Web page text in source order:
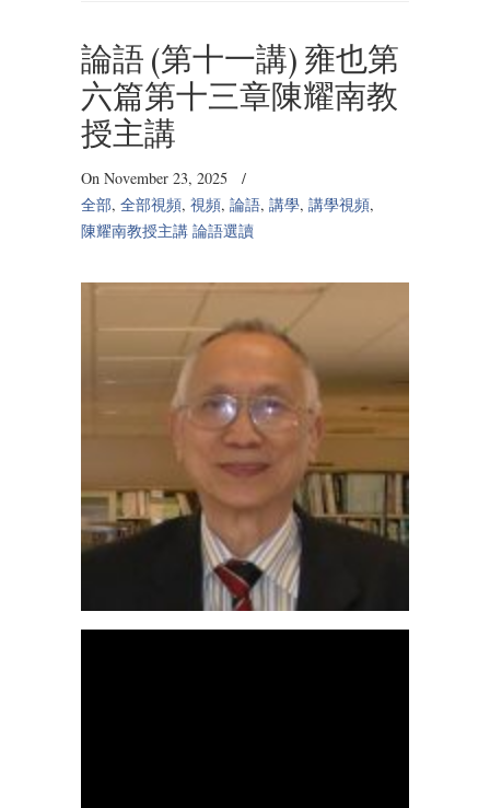
論語 (第十一講) 雍也第
六篇第十三章陳耀南教
授主講
On November 23, 2025
/
全部, 全部視頻, 視頻, 論語, 講學, 講學視頻,
陳耀南教授主講 論語選讀